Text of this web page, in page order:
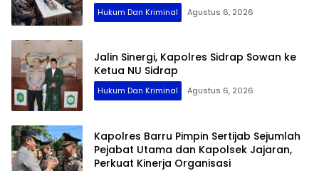
Hukum Dan Kriminal Agustus 6, 2026
Jalin Sinergi, Kapolres Sidrap Sowan ke
Ketua NU Sidrap
Hukum Dan Kriminal Agustus 6, 2026
Kapolres Barru Pimpin Sertijab Sejumlah
Pejabat Utama dan Kapolsek Jajaran,
Perkuat Kinerja Organisasi